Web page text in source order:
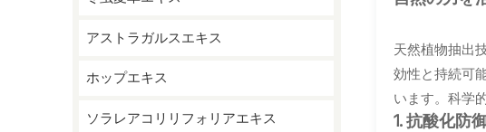
アストラガルスエキス
ホップエキス
ソラレアコリリフォリアエキス
天然植物抽出
効性と持続可
います。科学
1. 抗酸化防